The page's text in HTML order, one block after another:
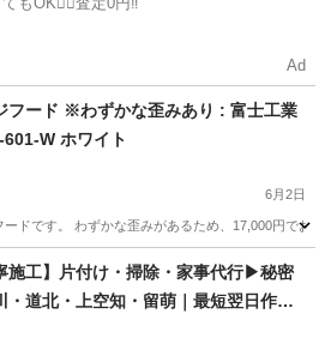
Ad
フード ※わずかな歪みあり : 富士工業
W ホワイト
6月2日
ドです。 わずかな歪みがあるため、17,000円で
家電 レンジフード
施工】片付け・掃除・家事代行▶秘密
・道北・上空知・留萌｜最短翌日作業